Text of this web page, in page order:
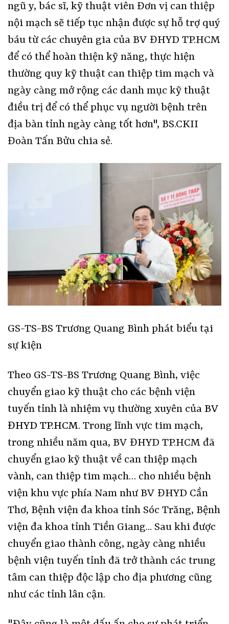
ngũ y, bác sĩ, kỹ thuật viên Đơn vị can thiệp
nội mạch sẽ tiếp tục nhận được sự hỗ trợ quý
báu từ các chuyên gia của BV ĐHYD TP.HCM
để có thể hoàn thiện kỹ năng, thực hiện
thường quy kỹ thuật can thiệp tim mạch và
ngày càng mở rộng các danh mục kỹ thuật
điều trị để có thể phục vụ người bệnh trên
địa bàn tỉnh ngày càng tốt hơn", BS.CKII
Đoàn Tấn Bửu chia sẻ.
GS-TS-BS Trương Quang Bình phát biểu tại
sự kiện
Theo GS-TS-BS Trương Quang Bình, việc
chuyển giao kỹ thuật cho các bệnh viện
tuyến tỉnh là nhiệm vụ thường xuyên của BV
ĐHYD TP.HCM. Trong lĩnh vực tim mạch,
trong nhiều năm qua, BV ĐHYD TP.HCM đã
chuyển giao kỹ thuật về can thiệp mạch
vành, can thiệp tim mạch… cho nhiều bệnh
viện khu vực phía Nam như BV ĐHYD Cần
Thơ, Bệnh viện đa khoa tỉnh Sóc Trăng, Bệnh
viện đa khoa tỉnh Tiền Giang... Sau khi được
chuyển giao thành công, ngày càng nhiều
bệnh viện tuyến tỉnh đã trở thành các trung
tâm can thiệp độc lập cho địa phương cũng
như các tỉnh lân cận.